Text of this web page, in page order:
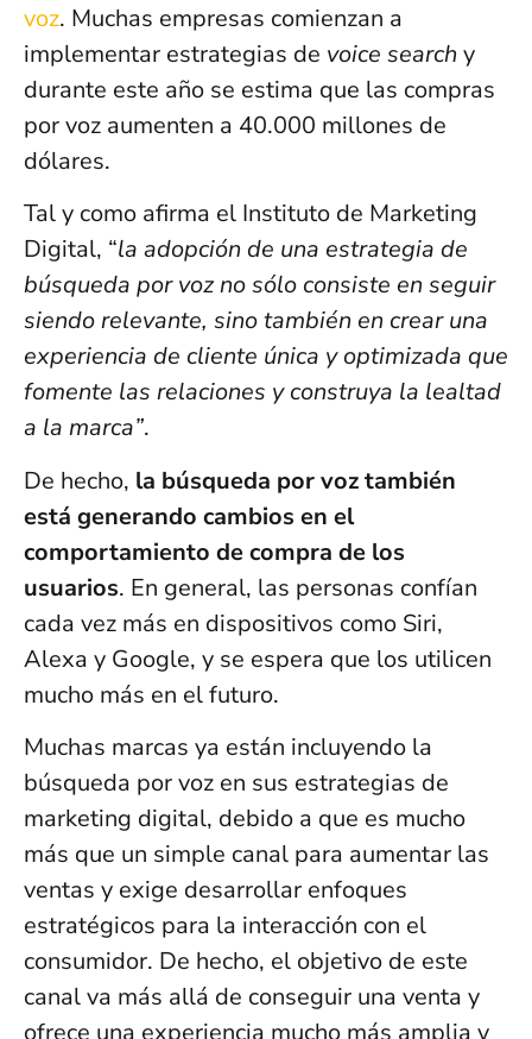
voz. Muchas empresas comienzan a
implementar estrategias de voice search y
durante este año se estima que las compras
por voz aumenten a 40.000 millones de
dólares.
Tal y como afirma el Instituto de Marketing
Digital, “la adopción de una estrategia de
búsqueda por voz no sólo consiste en seguir
siendo relevante, sino también en crear una
experiencia de cliente única y optimizada que
fomente las relaciones y construya la lealtad
a la marca”.
De hecho, la búsqueda por voz también
está generando cambios en el
comportamiento de compra de los
usuarios. En general, las personas confían
cada vez más en dispositivos como Siri,
Alexa y Google, y se espera que los utilicen
mucho más en el futuro.
Muchas marcas ya están incluyendo la
búsqueda por voz en sus estrategias de
marketing digital, debido a que es mucho
más que un simple canal para aumentar las
ventas y exige desarrollar enfoques
estratégicos para la interacción con el
consumidor. De hecho, el objetivo de este
canal va más allá de conseguir una venta y
ofrece una experiencia mucho más amplia y